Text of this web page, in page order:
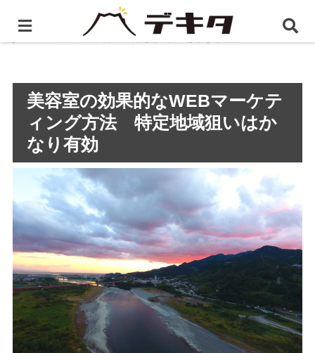
ホーム 静岡県のWEBマーケティング
美容室の効果的
なWEBマーケティング方法 特定地域狙いはかなり有効
美容室の効果的なWEBマーケテ
ィング方法 特定地域狙いはか
なり有効